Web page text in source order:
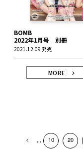
BOMB
2022年1月号 別冊
2021.12.09 発売
MORE
... 10 20